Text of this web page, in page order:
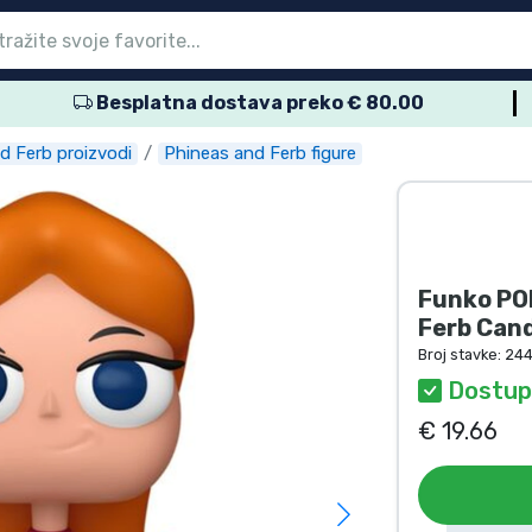
Besplatna dostava preko € 80.00
Ferb proizvodi Phineas and Ferb figure
Funko
Ferb
Broj stavke:
€ 19.66
glavni izbornik
glavni izbornik
glavni izbornik
glavni izbornik
glavni izbornik
glavni izbornik
glavni izbornik
proizvodi
glavni izbornik
glavni izbornik